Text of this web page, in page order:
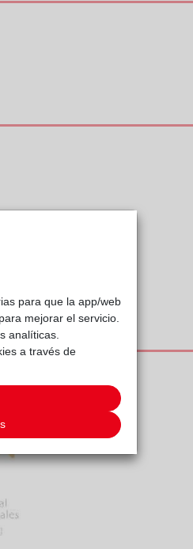
para que la app/web
mejorar el servicio.
analíticas.
a través de